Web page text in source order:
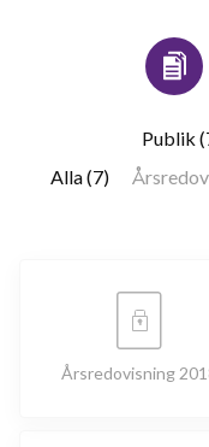
Publik
Alla (7)
Årsredovisning